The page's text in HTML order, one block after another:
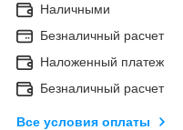
Наличными
Безналичный расчет
Наложенный платеж
Безналичный расчет
Все условия оплаты